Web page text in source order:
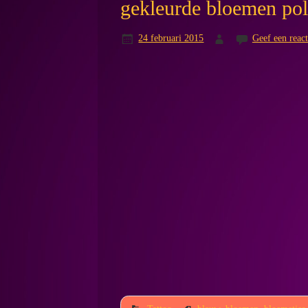
gekleurde bloemen
24 februari 2015 Geef een